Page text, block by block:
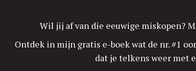
Wil jij af van die eeuwige miskopen?
Ontdek in mijn gratis e-boek wat de nr. #1
dat je telkens weer met